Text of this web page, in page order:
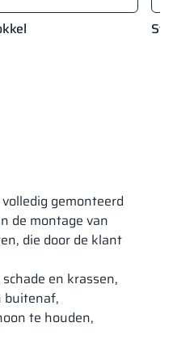
gemonteerd
de montage van
die door de klant
en krassen,
buitenaf,
te houden,